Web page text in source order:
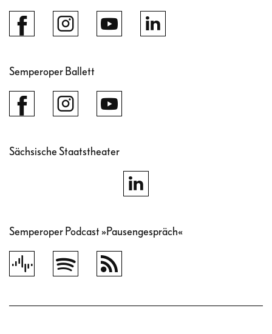
Semperoper Ballett
Sächsische Staatstheater
Semperoper Podcast »Pausengespräch«